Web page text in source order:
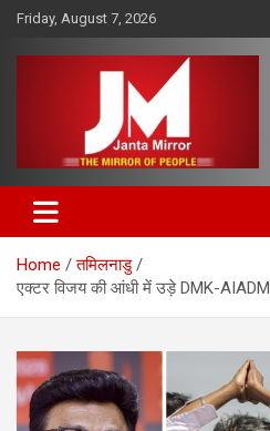
Skip
content
Friday, August 7, 2026
Janta Mirror
Home
तमिलनाडु
एक्टर विजय की आंधी में उड़े DMK-